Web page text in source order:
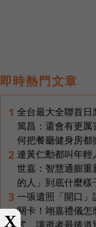
即時熱門文章
1 全台最大全聯首日
篤昌：還會有更厲
何把餐廳健身房都
2 連黃仁勳都叫年輕
世嘉：智慧通膨重
的人」到底什麼樣
3 一張遺照「開口
關卡！翊嘉禮儀怎
X